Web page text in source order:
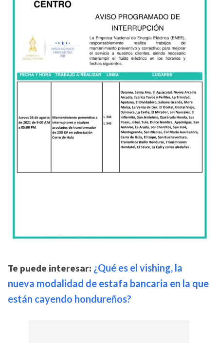
Te puede interesar: ¿Qué es el vishing, la
nueva modalidad de estafa bancaria en la que
están cayendo hondureños?